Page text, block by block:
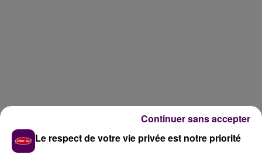
Le respect de votre vie privée est notre priorité
Continuer sans accepter